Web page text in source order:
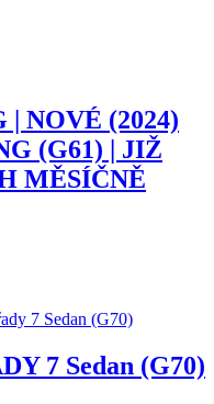
NOVÉ (2024)
(G61) | JIŽ
MĚSÍČNĚ
7 Sedan (G70)